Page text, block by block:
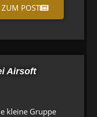
ZUM POST
Airsoft
kleine Gruppe